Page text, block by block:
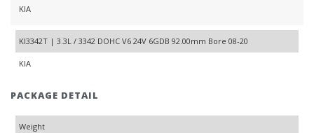
KIA
KI3342T | 3.3L / 3342 DOHC V6 24V 6GDB 92.00mm Bore 08-20
KIA
PACKAGE DETAIL
Weight